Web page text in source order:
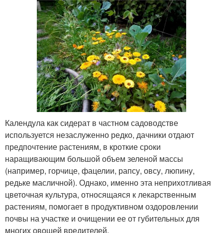
Календула как сидерат в частном садоводстве
используется незаслуженно редко, дачники отдают
предпочтение растениям, в кроткие сроки
наращивающим большой объем зеленой массы
(например, горчице, фацелии, рапсу, овсу, люпину,
редьке масличной). Однако, именно эта неприхотливая
цветочная культура, относящаяся к лекарственным
растениям, помогает в продуктивном оздоровлении
почвы на участке и очищении ее от губительных для
многих овощей вредителей.